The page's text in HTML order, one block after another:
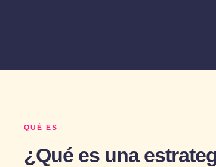
QUÉ ES
¿Qué es una